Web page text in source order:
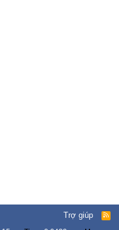
Trợ giúp
R